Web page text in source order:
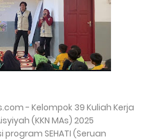
- Kelompok 39 Kuliah Kerja
(KKN MAs) 2025
SEHATI (Seruan